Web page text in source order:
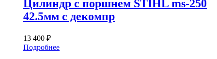
Цилиндр с поршнем STIHL ms-250
42.5мм с декомпр
13 400 ₽
Подробнее